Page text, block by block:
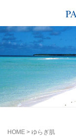
HOME > ゆらぎ肌